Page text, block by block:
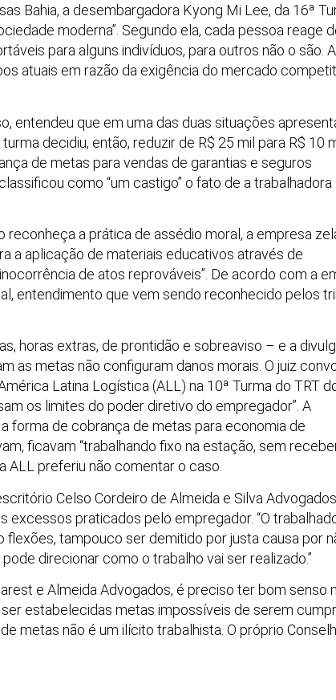
Bahia, a desembargadora Kyong Mi Lee, da 16ª
moderna”. Segundo ela, cada pessoa reage
para alguns indivíduos, para outros não o são. A
atuais em razão da exigência do mercado
entendeu que em uma das duas situações
decidiu, então, reduzir de R$ 25 mil para R$ 10
de metas para vendas de garantias e seguros
como “um castigo” o fato de a trabalhadora
reconheça a prática de assédio moral, a empresa
a aplicação de materiais educativos através de
de atos reprováveis”. De acordo com a
entendimento que vem sendo reconhecido pelos
horas extras, de prontidão e sobreaviso – e a
as metas não configuram danos morais. O juiz
Latina Logística (ALL) na 10ª Turma do TRT
os limites do poder diretivo do empregador”. A
forma de cobrança de metas para economia de
ficavam “trabalhando fixo na estação, sem
ALL preferiu não comentar o caso.
Celso Cordeiro de Almeida e Silva
praticados pelo empregador. “O
tampouco ser demitido por justa causa por
direcionar como o trabalho vai ser realizado.”
e Almeida Advogados, é preciso ter bom senso
estabelecidas metas impossíveis de serem
metas não é um ilícito trabalhista. O próprio